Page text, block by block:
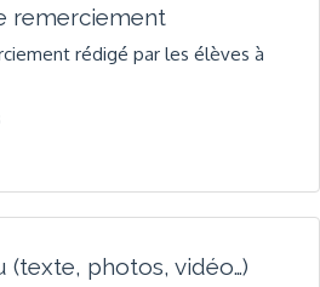
remerciement
rédigé par les élèves à
(texte, photos, vidéo…)